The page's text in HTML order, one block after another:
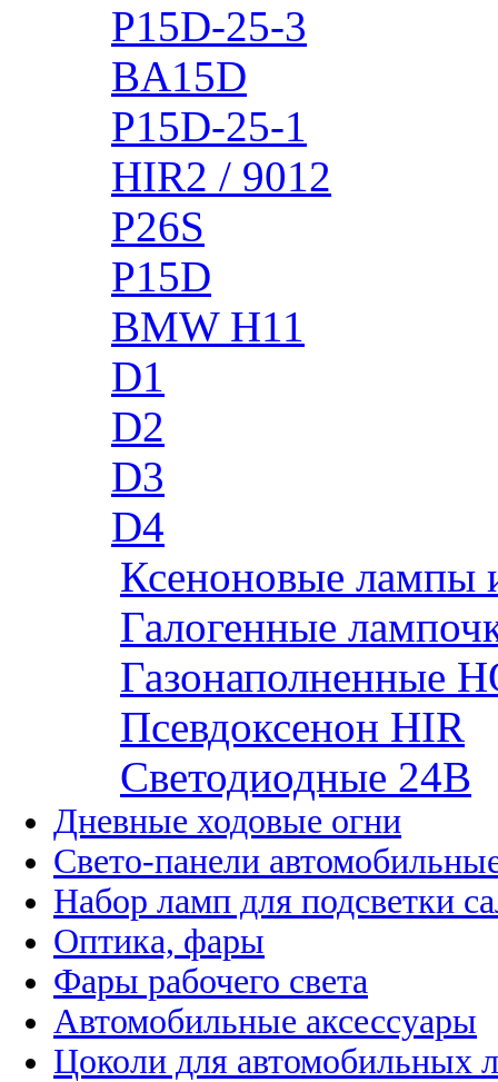
P15D-25-3
BA15D
P15D-25-1
HIR2 / 9012
P26S
P15D
BMW H11
D1
D2
D3
D4
Ксеноновые лампы
Галогенные
Газонаполненные
Псевдоксенон HIR
Cветодиодные 24B
Дневные ходовые огни
Свето-панели
Набор ламп для подсветки
Оптика, фары
Фары рабочего света
Автомобильные аксессуары
Цоколи для автомобильных